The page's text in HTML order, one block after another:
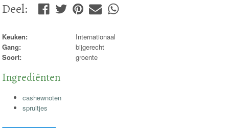
Deel:
Keuken:
Internationaal
Gang:
bijgerecht
Soort:
groente
Ingrediënten
cashewnoten
spruitjes